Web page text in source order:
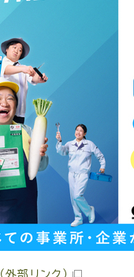
（外部リンク）